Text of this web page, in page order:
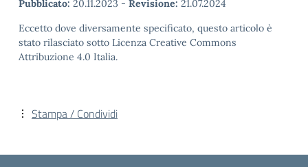
Pubblicato: 20.11.2023 - Revisione: 21.07.2024
Eccetto dove diversamente specificato, questo articolo è
stato rilasciato sotto Licenza Creative Commons
Attribuzione 4.0 Italia.
Stampa / Condividi